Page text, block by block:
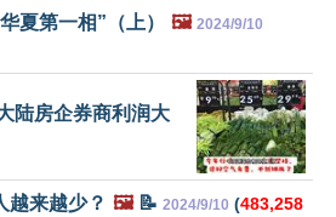
夏第一相”（上） 🖼️ 2024/9/10
陆房企券商利润大
越来越少？ 🖼️📝 2024/9/10 (483,258